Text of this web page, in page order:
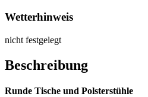
Wetterhinweis
nicht festgelegt
Beschreibung
Runde Tische und Polsterstühle